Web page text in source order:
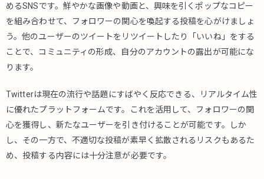
めるSNSです。鮮やかな画像や動画と、興味を引くポップなコピー
を組み合わせて、フォロワーの関心を喚起する投稿を心がけましょ
う。他のユーザーのツイートをリツイートしたり「いいね」をする
ことで、コミュニティの形成、自分のアカウントの露出が可能にな
ります。
Twitterは現在の流行や話題にすばやく反応できる、リアルタイム性
に優れたプラットフォームです。これを活用して、フォロワーの関
心を獲得し、新たなユーザーを引き付けることが可能です。しか
し、その一方で、不適切な投稿が素早く拡散されるリスクもあるた
め、投稿する内容には十分注意が必要です。